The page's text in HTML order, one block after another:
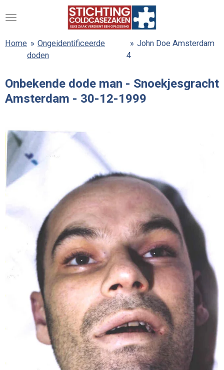
direct
de
hoofdinhoud
Home » Ongeidentificeerde
doden
» John Doe Amsterdam
4
Onbekende dode man - Snoekjesgracht
Amsterdam - 30-12-1999